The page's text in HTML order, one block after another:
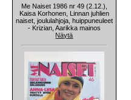
Me Naiset 1986 nr 49 (2.12.),
Kaisa Korhonen, Linnan juhlien
naiset, joululahjoja, huippuneuleet
- Krizian, Aarikka mainos
Näytä